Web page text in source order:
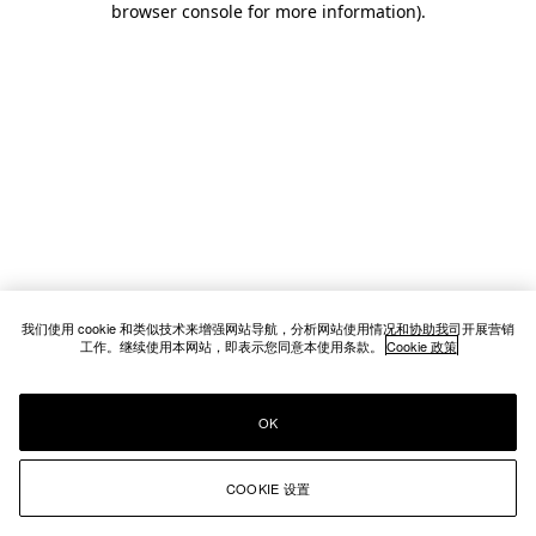
browser console for more information).
我们使用 cookie 和类似技术来增强网站导航，分析网站使用情况和协助我司开展营销
工作。继续使用本网站，即表示您同意本使用条款。 Cookie 政策
COOKIE 设置
OK